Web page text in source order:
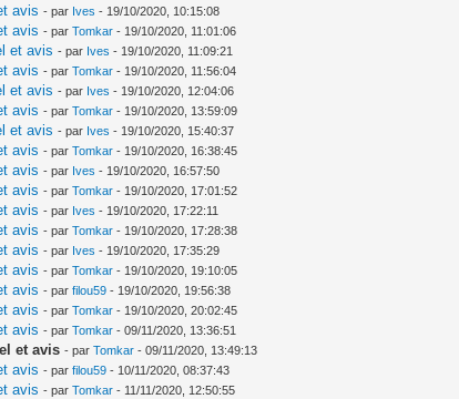
avis - par Ives - 19/10/2020, 10:15:08
avis - parTomkar - 19/10/2020, 11:01:06
et avis - par Ives - 19/10/2020, 11:09:21
avis - parTomkar - 19/10/2020, 11:56:04
et avis - par Ives - 19/10/2020, 12:04:06
avis - parTomkar - 19/10/2020, 13:59:09
et avis - par Ives - 19/10/2020, 15:40:37
avis - parTomkar - 19/10/2020, 16:38:45
avis - par Ives - 19/10/2020, 16:57:50
avis - parTomkar - 19/10/2020, 17:01:52
avis - par Ives - 19/10/2020, 17:22:11
avis - parTomkar - 19/10/2020, 17:28:38
avis - par Ives - 19/10/2020, 17:35:29
avis - parTomkar - 19/10/2020, 19:10:05
avis - parfilou59 - 19/10/2020, 19:56:38
avis - parTomkar - 19/10/2020, 20:02:45
avis - parTomkar - 09/11/2020, 13:36:51
et avis - parTomkar - 09/11/2020, 13:49:13
avis - parfilou59 - 10/11/2020, 08:37:43
avis - parTomkar - 11/11/2020, 12:50:55